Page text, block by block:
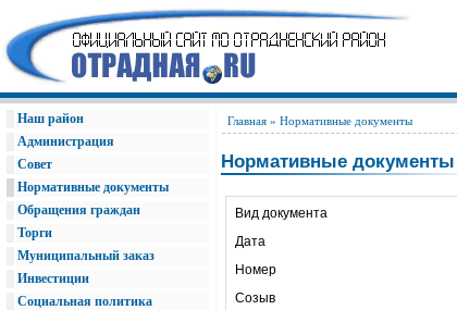
Наш район
Администрация
Совет
Нормативные документы
Обращения граждан
Торги
Муниципальный заказ
Инвестиции
Социальная политика
Главная » Нормативные документы
Нормативные документы
Вид документа
Дата
Номер
Созыв